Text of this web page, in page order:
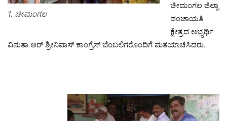
1. ಚೀಮಂಗಲ
ಚೀಮಂಗಲ ಜಿಲ್ಲಾ
ಪಂಚಾಯತಿ
ಕ್ಷೇತ್ರದ ಅಭ್ಯರ್ಥಿ
ವಿನುತಾ ಆರ್ ಶ್ರೀನಿವಾಸ್ ಕಾಂಗ್ರೆಸ್ ಬೆಂಬಲಿಗರೊಂದಿಗೆ ಮತಯಾಚಿಸಿದರು.